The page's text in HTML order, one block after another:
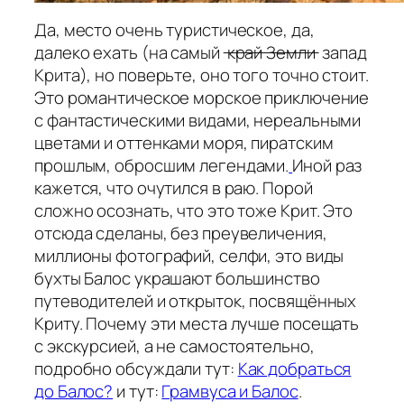
Да, место очень туристическое, да,
далеко ехать (на самыйкрай Землизапад
Крита), но поверьте, оно того точно стоит.
Это романтическое морское приключение
с фантастическими видами, нереальными
цветами и оттенками моря, пиратским
прошлым, обросшим легендами. Иной раз
кажется, что очутился в раю. Порой
сложно осознать, что это тоже Крит. Это
отсюда сделаны, без преувеличения,
миллионы фотографий, селфи, это виды
бухты Балос украшают большинство
путеводителей и открыток, посвящённых
Криту. Почему эти места лучше посещать
с экскурсией, а не самостоятельно,
подробно обсуждали тут: Как добраться
до Балос? и тут:Грамвуса и Балос.